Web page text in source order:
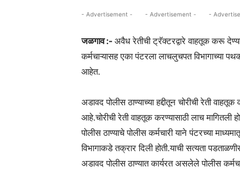
- Advertisement - - Advertisement - -
जळगाव :- अवैध रेतीची ट्रॅक्टरद्वारे वाहतूक करू
कर्मचाऱ्यासह एका पंटरला लाचलुचपत विभागाच्या
आहेत.
अडावद पोलीस ठाण्याच्या हद्दीतून चोरीची रेती
आहे.चोरीची रेती वाहतूक करण्यासाठी लाच मागितली
पोलीस ठाण्याचे पोलीस कर्मचारी याने पंटरच्या
विभागाकडे तक्रार दिली होती.याची सत्यता
अडावद पोलीस ठाण्यात कार्यरत असलेले पोलीस